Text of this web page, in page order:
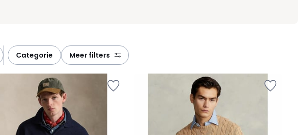
categorie meer filters